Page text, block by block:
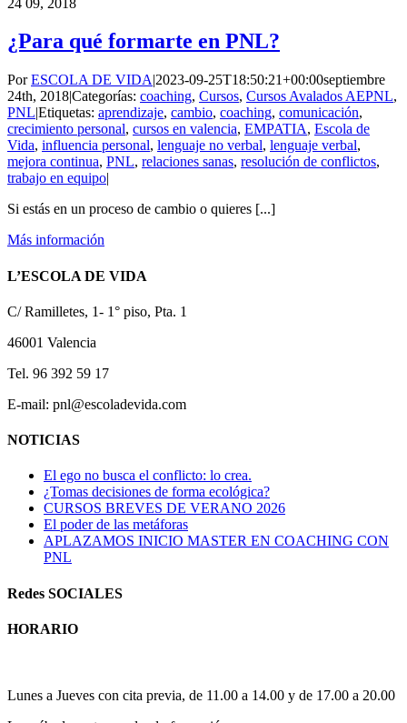
¿Para qué formarte en PNL?
PorESCOLA DE VIDA|2023-09-25T18:50:21+00:00septiembre
24th, 2018|Categorías: coaching, Cursos, Cursos Avalados AEPNL,
PNL|Etiquetas: aprendizaje, cambio, coaching, comunicación,
crecimiento personal, cursos en valencia, EMPATIA, Escola de
Vida, influencia personal, lenguaje no verbal, lenguaje verbal,
mejora continua, PNL, relaciones sanas, resolución de conflictos,
trabajo en equipo|
Si estás en un proceso de cambio o quieres [...]
Más información
L’ESCOLA DE VIDA
C/ Ramilletes, 1- 1° piso, Pta. 1
46001 Valencia
Tel. 96 392 59 17
E-mail: pnl@escoladevida.com
NOTICIAS
El ego no busca el conflicto: lo crea.
¿Tomas decisiones de forma ecológica?
CURSOS BREVES DE VERANO 2026
El poder de las metáforas
APLAZAMOS INICIO MASTER EN COACHING CON
PNL
Redes SOCIALES
HORARIO
Lunes a Jueves con cita previa, de 11.00 a 14.00 y de 17.00 a 20.00